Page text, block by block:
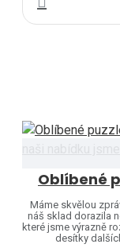
Máme skvělou
náš sklad dorazila
které jsme výrazně
desítky